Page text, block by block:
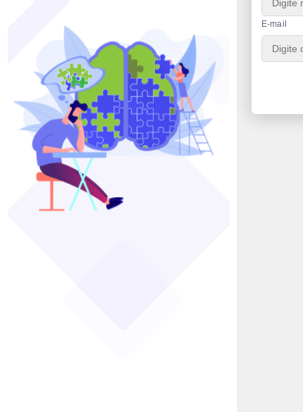
E-mail